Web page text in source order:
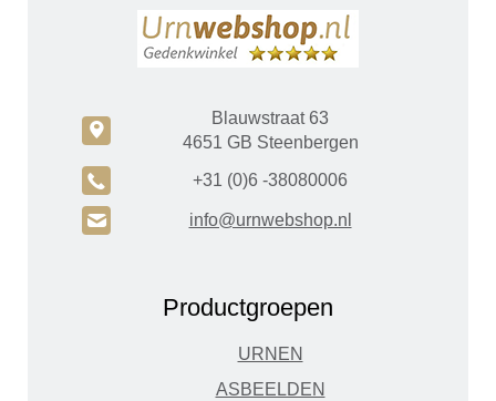
c
Blauwstraat 63
4651 GB Steenbergen
A +31 (0)6 -38080006
H info@urnwebshop.nl
Productgroepen
URNEN
ASBEELDEN